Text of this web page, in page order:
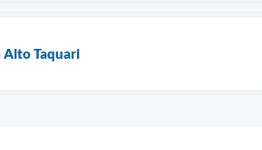
Alto Taquari